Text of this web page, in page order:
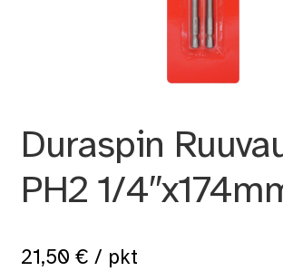
Duraspin
PH2 1/
21,50 € / pkt